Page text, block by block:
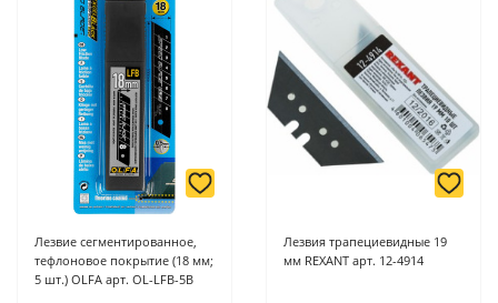
Лезвие сегментированное,
тефлоновое покрытие (18 мм;
5 шт.) OLFA арт. OL-LFB-5B
Лезвия трапециевидные 19
мм REXANT арт. 12-4914